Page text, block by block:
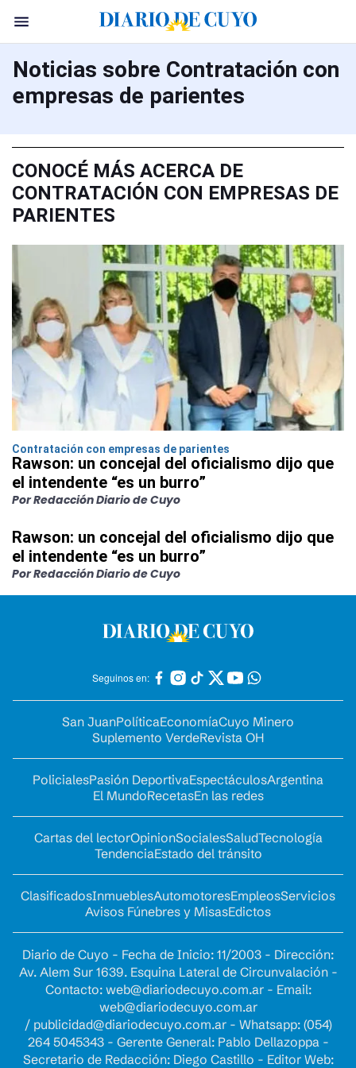
Noticias sobre Contratación con
empresas de parientes
CONOCÉ MÁS ACERCA DE
CONTRATACIÓN CON EMPRESAS DE
PARIENTES
Contratación con empresas de parientes
Rawson: un concejal del oficialismo dijo que
el intendente “es un burro”
Por Redacción Diario de Cuyo
Rawson: un concejal del oficialismo dijo que
el intendente “es un burro”
Por Redacción Diario de Cuyo
Seguinos en:
San JuanPolíticaEconomíaCuyo Minero
Suplemento VerdeRevista OH
PolicialesPasión DeportivaEspectáculosArgentina
El MundoRecetasEn las redes
Cartas del lectorOpinionSocialesSaludTecnología
TendenciaEstado del tránsito
ClasificadosInmueblesAutomotoresEmpleosServicios
Avisos Fúnebres y MisasEdictos
Diario de Cuyo - Fecha de Inicio: 11/2003 - Dirección:
Av. Alem Sur 1639. Esquina Lateral de Circunvalación -
Contacto: web@diariodecuyo.com.ar- Email:
web@diariodecuyo.com.ar
/ publicidad@diariodecuyo.com.ar- Whatsapp: (054)
264 5045343 - Gerente General: Pablo Dellazoppa -
Secretario de Redacción: Diego Castillo - Editor Web: